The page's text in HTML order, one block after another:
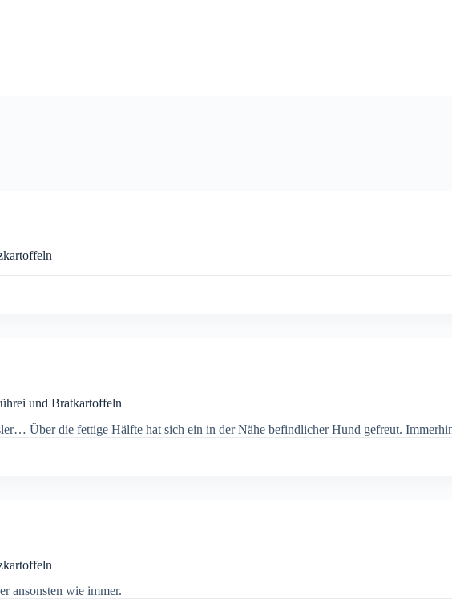
und Bratkartoffeln
Über die fettige Hälfte hat sich ein in der Nähe befindlicher Hund gefreut.
ansonsten wie immer.